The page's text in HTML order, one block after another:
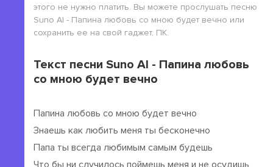
этого не нужно платить. Вы можете прослушать песню
Suno AI - Папина любовь со мною будет вечно или
сохранить ее на свой гаджет, ПК.
Текст песни Suno AI - Папина любовь
со мною будет вечно
Папина любовь со мною будет вечно
Знаешь как любить меня ты бесконечно
Папа ты всегда любимым самым будешь
Что бы ни случилось поймешь меня и не осудишь